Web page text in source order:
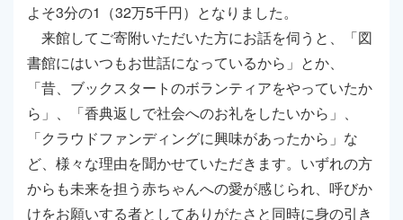
よそ3分の1（32万5千円）となりました。
来館してご寄附いただいた方にお話を伺うと、「図
書館にはいつもお世話になっているから」とか、
「昔、ブックスタートのボランティアをやっていたか
ら」、「香典返しで社会へのお礼をしたいから」、
「クラウドファンディングに興味があったから」な
ど、様々な理由を聞かせていただきます。いずれの方
からも未来を担う赤ちゃんへの愛が感じられ、呼びか
けをお願いする者としてありがたさと同時に身の引き